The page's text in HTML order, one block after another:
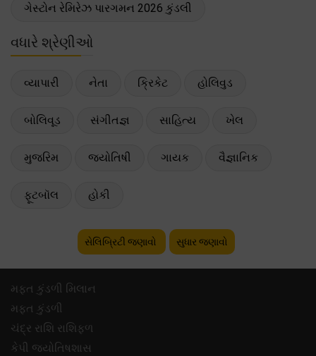
ગેસ્ટોન રેમિરેઝ પારગમન 2026 કુંડલી
વધારે શ્રેણીઓ
વ્યાપારી નેતા ક્રિકેટ હોલિવુડ
બોલિવૂડ સંગીતજ્ઞ સાહિત્ય ખેલ
મુજરિમ જ્યોતિષી ગાયક વૈજ્ઞાનિક
ફૂટબૉલ હોકી
સેલિબ્રિટી જણાવો સુધાર જણાવો
મફ્ત કુંડળી મિલાન
મફ્ત કુંડળી
ચંદ્ર રાશિ રાશિફળ
કેપી જ્યોતિષશાસ